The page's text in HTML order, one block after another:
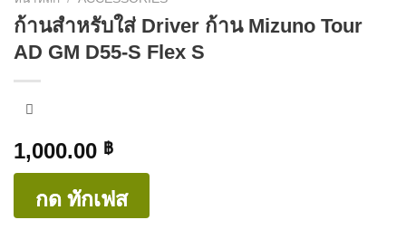
ก้านสำหรับใส่ Driver ก้าน Mizuno Tour
AD GM D55-S Flex S
1,000.00 ฿
กด ทักเฟส